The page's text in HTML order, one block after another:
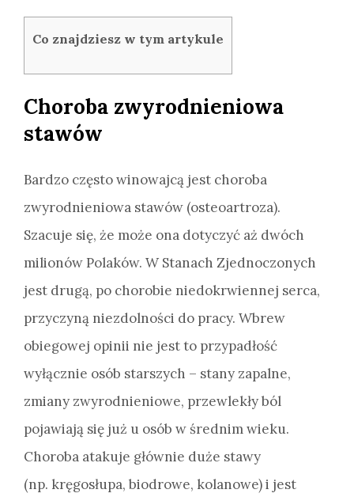
Co znajdziesz w tym artykule
Choroba zwyrodnieniowa
stawów
Bardzo często winowajcą jest choroba
zwyrodnieniowa stawów (osteoartroza).
Szacuje się, że może ona dotyczyć aż dwóch
milionów Polaków. W Stanach Zjednoczonych
jest drugą, po chorobie niedokrwiennej serca,
przyczyną niezdolności do pracy. Wbrew
obiegowej opinii nie jest to przypadłość
wyłącznie osób starszych – stany zapalne,
zmiany zwyrodnieniowe, przewlekły ból
pojawiają się już u osób w średnim wieku.
Choroba atakuje głównie duże stawy
(np. kręgosłupa, biodrowe, kolanowe) i jest